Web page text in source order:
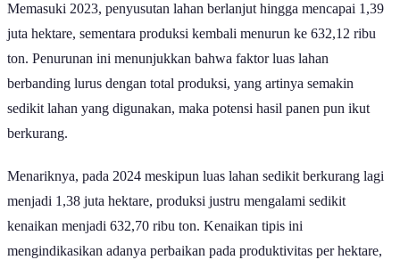
Memasuki 2023, penyusutan lahan berlanjut hingga mencapai 1,39
juta hektare, sementara produksi kembali menurun ke 632,12 ribu
ton. Penurunan ini menunjukkan bahwa faktor luas lahan
berbanding lurus dengan total produksi, yang artinya semakin
sedikit lahan yang digunakan, maka potensi hasil panen pun ikut
berkurang.
Menariknya, pada 2024 meskipun luas lahan sedikit berkurang lagi
menjadi 1,38 juta hektare, produksi justru mengalami sedikit
kenaikan menjadi 632,70 ribu ton. Kenaikan tipis ini
mengindikasikan adanya perbaikan pada produktivitas per hektare,